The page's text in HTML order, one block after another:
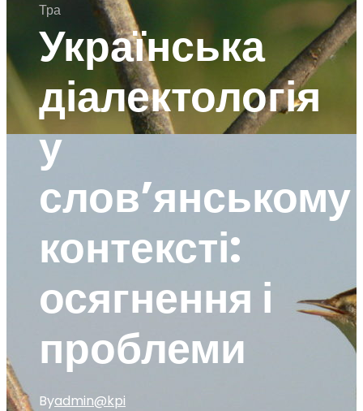
Тра
Українська
діалектологія
у
слов’янському
контексті:
осягнення і
проблеми
Byadmin@kpi